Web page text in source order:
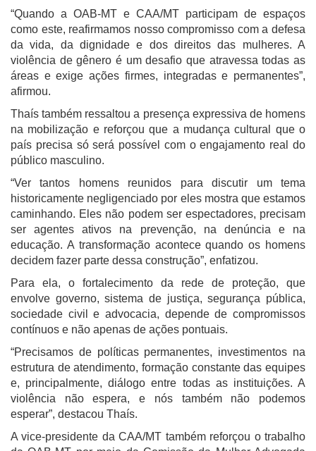
“Quando a OAB-MT e CAA/MT participam de espaços
como este, reafirmamos nosso compromisso com a defesa
da vida, da dignidade e dos direitos das mulheres. A
violência de gênero é um desafio que atravessa todas as
áreas e exige ações firmes, integradas e permanentes”,
afirmou.
Thaís também ressaltou a presença expressiva de homens
na mobilização e reforçou que a mudança cultural que o
país precisa só será possível com o engajamento real do
público masculino.
“Ver tantos homens reunidos para discutir um tema
historicamente negligenciado por eles mostra que estamos
caminhando. Eles não podem ser espectadores, precisam
ser agentes ativos na prevenção, na denúncia e na
educação. A transformação acontece quando os homens
decidem fazer parte dessa construção”, enfatizou.
Para ela, o fortalecimento da rede de proteção, que
envolve governo, sistema de justiça, segurança pública,
sociedade civil e advocacia, depende de compromissos
contínuos e não apenas de ações pontuais.
“Precisamos de políticas permanentes, investimentos na
estrutura de atendimento, formação constante das equipes
e, principalmente, diálogo entre todas as instituições. A
violência não espera, e nós também não podemos
esperar”, destacou Thaís.
A vice-presidente da CAA/MT também reforçou o trabalho